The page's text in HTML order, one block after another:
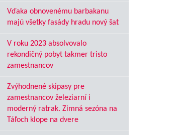
Vďaka obnovenému barbakanu
majú všetky fasády hradu nový šat
V roku 2023 absolvovalo
rekondičný pobyt takmer tristo
zamestnancov
Zvýhodnené skipasy pre
zamestnancov železiarní i
moderný ratrak. Zimná sezóna na
Táľoch klope na dvere